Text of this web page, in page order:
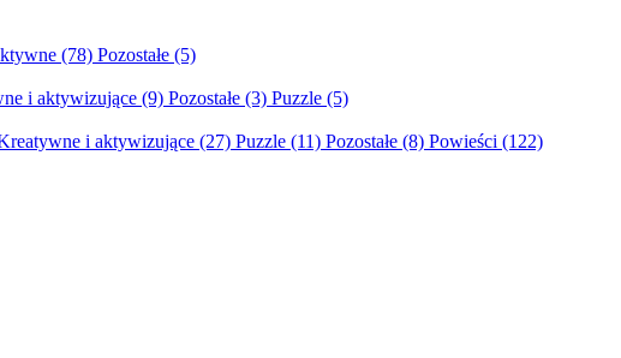
(78) Pozostałe (5)
i aktywizujące (9) Pozostałe (3) Puzzle (5)
i aktywizujące (27) Puzzle (11) Pozostałe (8) Powieści (122)